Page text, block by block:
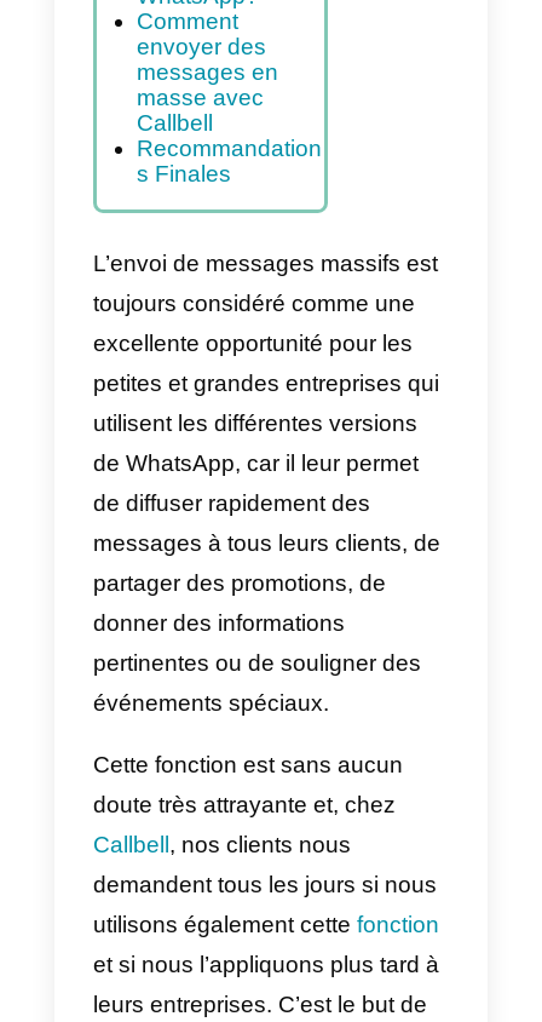
massifs avec
WhatsApp?
Comment puis-je
créer des
messages
massifs sur
WhatsApp?
Comment
envoyer des
messages en
masse avec
Callbell
Recommandation
s Finales
L’envoi de messages massifs est
toujours considéré comme une
excellente opportunité pour les
petites et grandes entreprises qui
de WhatsApp, car il leur permet
de diffuser rapidement des
messages à tous leurs clients, de
partager des promotions, de
donner des informations